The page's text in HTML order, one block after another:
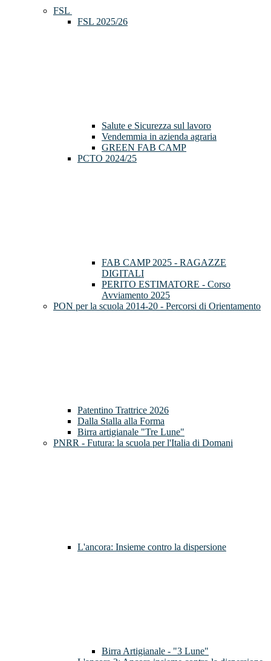
FSL
FSL 2025/26
Salute e Sicurezza sul lavoro
Vendemmia in azienda agraria
GREEN FAB CAMP
PCTO 2024/25
FAB CAMP 2025 - RAGAZZE
DIGITALI
PERITO ESTIMATORE - Corso
Avviamento 2025
PON per la scuola 2014-20 - Percorsi di Orientamento
Patentino Trattrice 2026
Dalla Stalla alla Forma
Birra artigianale "Tre Lune"
PNRR - Futura: la scuola per l'Italia di Domani
L'ancora: Insieme contro la dispersione
Birra Artigianale - "3 Lune"